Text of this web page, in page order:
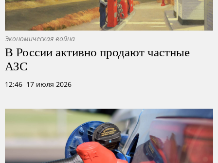
Экономическая война
В России активно продают частные
АЗС
12:46 17 июля 2026